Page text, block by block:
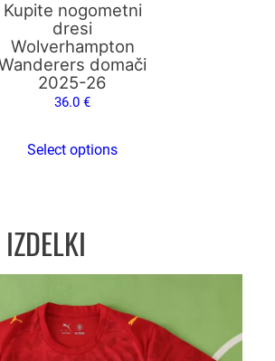
Kupite nogometni
dresi
Wolverhampton
domači
2025-26
36.0 €
Select options